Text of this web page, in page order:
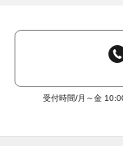
受付時間/月～金